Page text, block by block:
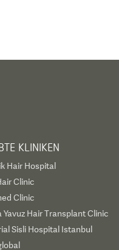
KLINIKEN
Hair Hospital
Clinic
Clinic
Yavuz Hair Transplant Clinic
Sisli Hospital Istanbul